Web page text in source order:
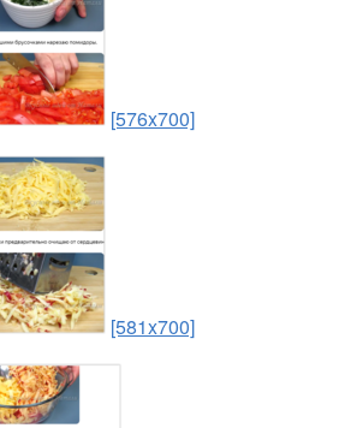
[576x700]
[581x700]